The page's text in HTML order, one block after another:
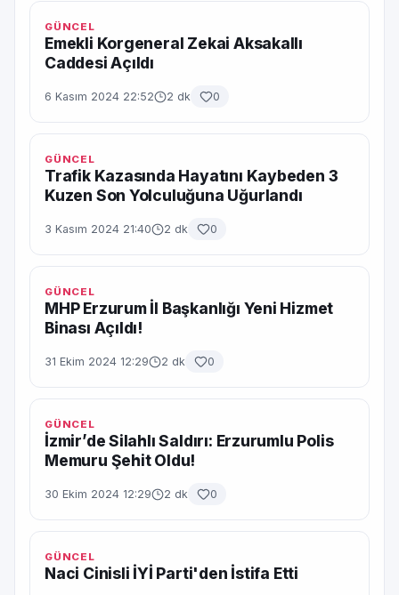
GÜNCEL
Emekli Korgeneral Zekai Aksakallı
Caddesi Açıldı
6 Kasım 2024 22:52 2 dk 0
GÜNCEL
Trafik Kazasında Hayatını Kaybeden 3
Kuzen Son Yolculuğuna Uğurlandı
3 Kasım 2024 21:40 2 dk 0
GÜNCEL
MHP Erzurum İl Başkanlığı Yeni Hizmet
Binası Açıldı!
31 Ekim 2024 12:29 2 dk 0
GÜNCEL
İzmir’de Silahlı Saldırı: Erzurumlu Polis
Memuru Şehit Oldu!
30 Ekim 2024 12:29 2 dk 0
GÜNCEL
Naci Cinisli İYİ Parti'den İstifa Etti